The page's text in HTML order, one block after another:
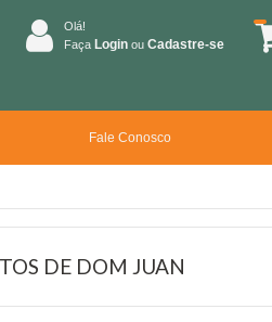
Olá!
Faça Login ou Cadastre-se
Fale Conosco
DE DOM JUAN